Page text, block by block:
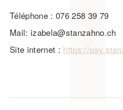
Téléphone : 076 258 39 79
Mail: izabela@stanzahno.ch
Site internet : https://